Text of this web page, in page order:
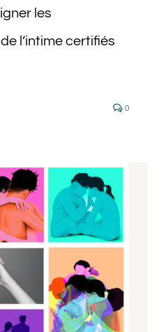
les
l’intime certifiés
0